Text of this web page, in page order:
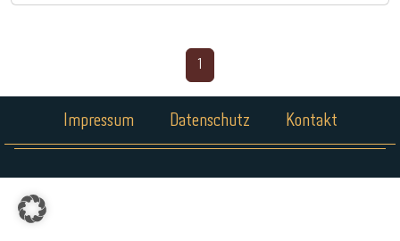
Impressum Datenschutz Kontakt